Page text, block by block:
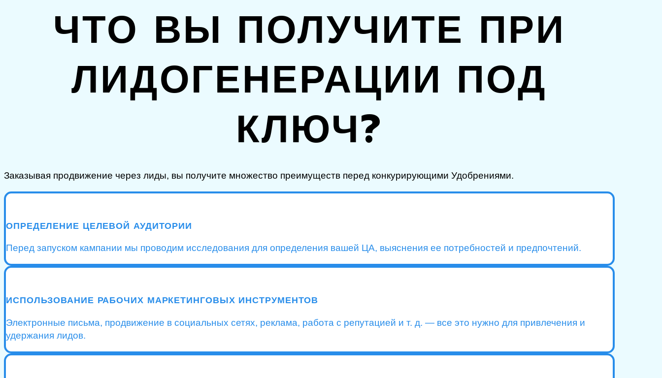
ЧТО ВЫ ПОЛУЧИТЕ ПРИ
ЛИДОГЕНЕРАЦИИ ПОД
КЛЮЧ?
Заказывая продвижение через лиды, вы получите множество преимуществ перед конкурирующими Удобрениями.
ОПРЕДЕЛЕНИЕ ЦЕЛЕВОЙ АУДИТОРИИ
Перед запуском кампании мы проводим исследования для определения вашей ЦА, выяснения ее потребностей и предпочтений.
ИСПОЛЬЗОВАНИЕ РАБОЧИХ МАРКЕТИНГОВЫХ ИНСТРУМЕНТОВ
Электронные письма, продвижение в социальных сетях, реклама, работа с репутацией и т. д. — все это нужно для привлечения и
удержания лидов.